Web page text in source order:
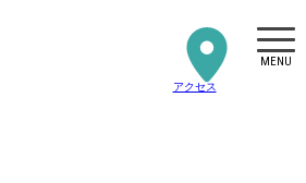
アクセス
MENU